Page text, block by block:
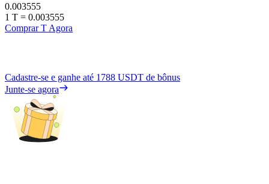
0.003555
1 T = 0.003555
Comprar T Agora
Cadastre-se e ganhe até 1788 USDT de bônus
Junte-se agora